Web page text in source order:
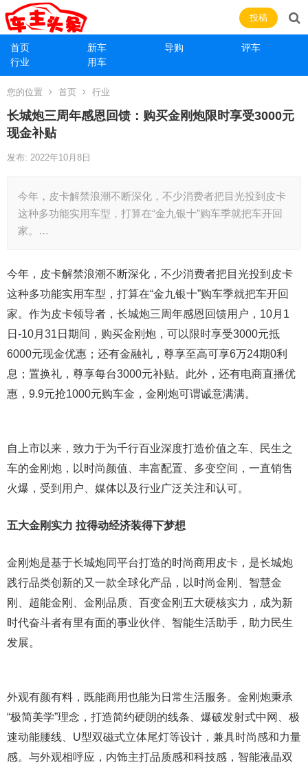
首页 新车 导购
评车
行业
用车
投稿
您的位置 首页 行业
长城炮三周年感恩回馈：购买金刚炮限时享受3000元
现金补贴
发布: 2022年10月8日
今年，皮卡解禁浪潮不断深化，不少消费者把目光投到皮卡
这种多功能实用车型，打算在“金九银十”购车季就把车开回
家。…
今年，皮卡解禁浪潮不断深化，不少消费者把目光投到皮卡
这种多功能实用车型，打算在“金九银十”购车季就把车开回
家。作为皮卡领导者，长城炮三周年感恩回馈用户，10月1
日-10月31日期间，购买金刚炮，可以限时享受3000元抵
6000元现金优惠；还有金融礼，尊享至高可享6万24期0利
息；置换礼，尊享每台3000元补贴。此外，还有电商直播优
惠，9.9元抢1000元购车金，金刚炮可谓诚意满满。
自上市以来，致力于为千行百业深度打造价值之车、民生之
车的金刚炮，以时尚颜值、丰富配置、多变空间，一直销售
火爆，受到用户、媒体以及行业广泛关注和认可。
五大金刚实力 拉得动经济装得下梦想
金刚炮是基于长城炮同平台打造的时尚商用皮卡，是长城炮
践行品类创新的又一款全球化产品，以时尚金刚、智慧金
刚、超能金刚、金刚品质、百变金刚五大硬核实力，成为新
时代奋斗者有里有面的事业伙伴、智能生活助手，助力民生
发展。
外观有颜有料，既能商用也能为日常生活服务。金刚炮秉承
“极简美学”理念，打造简约硬朗的线条、爆破发射式中网、极
速动能腰线、U型双磁式立体尾灯等设计，兼具时尚感和力量
感。与外观相呼应，内饰主打品质感和科技感，智能液晶双